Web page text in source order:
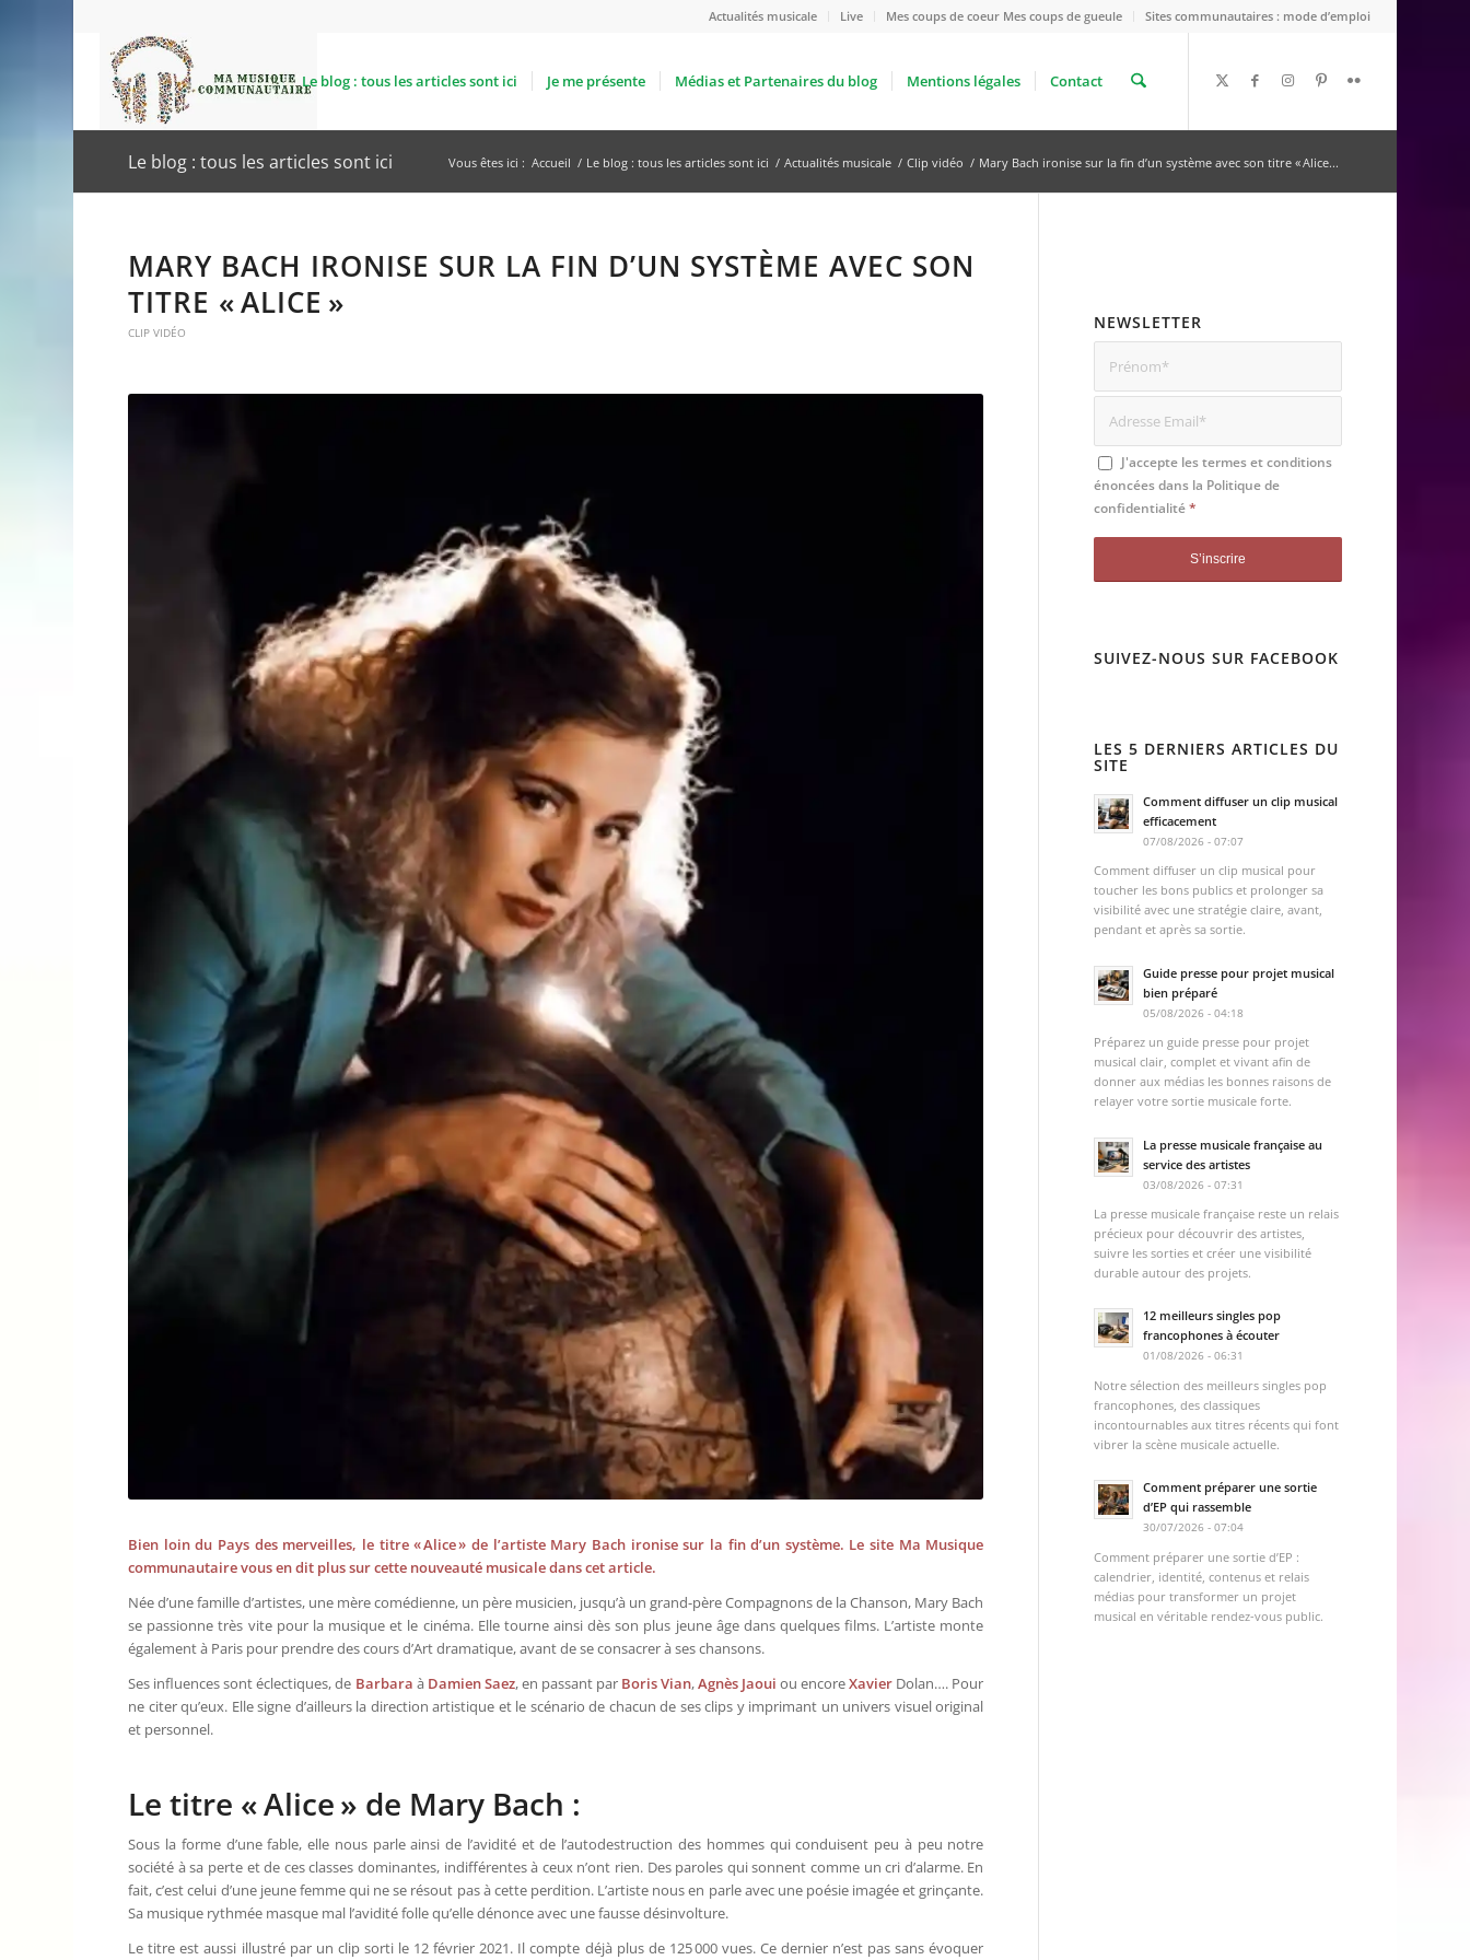
Actualités musicale Live Mes coups de coeur Mes coups de gueule Sites communautaires : mode d’emploi
Le blog : tous les articles sont ici Je me présente Médias et Partenaires du blog Mentions légales Contact
Le blog : tous les articles sont ici Vous êtes ici : Accueil / Le blog : tous les articles sont ici / Actualités musicale / Clip vidéo / Mary Bach ironise sur la fin d’un système avec son titre « Alice...
MARY BACH IRONISE SUR LA FIN D’UN SYSTÈME AVEC SON
TITRE « ALICE »
CLIP VIDÉO
Bien loin du Pays des merveilles, le titre « Alice » de l’artiste Mary Bach ironise sur la fin d’un système. Le site Ma Musique
communautaire vous en dit plus sur cette nouveauté musicale dans cet article.
Née d’une famille d’artistes, une mère comédienne, un père musicien, jusqu’à un grand-père Compagnons de la Chanson, Mary Bach
se passionne très vite pour la musique et le cinéma. Elle tourne ainsi dès son plus jeune âge dans quelques films. L’artiste monte
également à Paris pour prendre des cours d’Art dramatique, avant de se consacrer à ses chansons.
Ses influences sont éclectiques, de Barbara à DamienSaez, en passant par BorisVian,Agnès Jaoui ou encoreXavier Dolan…. Pour
ne citer qu’eux. Elle signe d’ailleurs la direction artistique et le scénario de chacun de ses clips y imprimant un univers visuel original
et personnel.
Le titre « Alice » de Mary Bach :
Sous la forme d’une fable, elle nous parle ainsi de l’avidité et de l’autodestruction des hommes qui conduisent peu à peu notre
société à sa perte et de ces classes dominantes, indifférentes à ceux n’ont rien. Des paroles qui sonnent comme un cri d’alarme. En
fait, c’est celui d’une jeune femme qui ne se résout pas à cette perdition. L’artiste nous en parle avec une poésie imagée et grinçante.
Sa musique rythmée masque mal l’avidité folle qu’elle dénonce avec une fausse désinvolture.
Le titre est aussi illustré par un clip sorti le 12 février 2021. Il compte déjà plus de 125 000 vues. Ce dernier n’est pas sans évoquer
NEWSLETTER
J'accepte les termes et conditions
énoncées dans la Politique de
confidentialité*
SUIVEZ-NOUS SUR FACEBOOK
LES 5 DERNIERS ARTICLES DU
SITE
Comment diffuser un clip musical
efficacement
07/08/2026 - 07:07
Comment diffuser un clip musical pour
toucher les bons publics et prolonger sa
visibilité avec une stratégie claire, avant,
pendant et après sa sortie.
Guide presse pour projet musical
bien préparé
05/08/2026 - 04:18
Préparez un guide presse pour projet
musical clair, complet et vivant afin de
donner aux médias les bonnes raisons de
relayer votre sortie musicale forte.
La presse musicale française au
service des artistes
03/08/2026 - 07:31
La presse musicale française reste un relais
précieux pour découvrir des artistes,
suivre les sorties et créer une visibilité
durable autour des projets.
12 meilleurs singles pop
francophones à écouter
01/08/2026 - 06:31
Notre sélection des meilleurs singles pop
francophones, des classiques
incontournables aux titres récents qui font
vibrer la scène musicale actuelle.
Comment préparer une sortie
d’EP qui rassemble
30/07/2026 - 07:04
Comment préparer une sortie d’EP :
calendrier, identité, contenus et relais
médias pour transformer un projet
musical en véritable rendez-vous public.